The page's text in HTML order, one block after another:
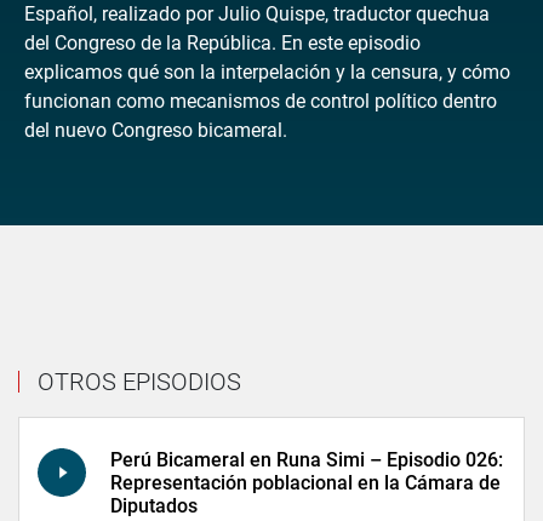
Español, realizado por Julio Quispe, traductor quechua
del Congreso de la República. En este episodio
explicamos qué son la interpelación y la censura, y cómo
funcionan como mecanismos de control político dentro
del nuevo Congreso bicameral.
OTROS EPISODIOS
Perú Bicameral en Runa Simi – Episodio 026:
Representación poblacional en la Cámara de
Diputados